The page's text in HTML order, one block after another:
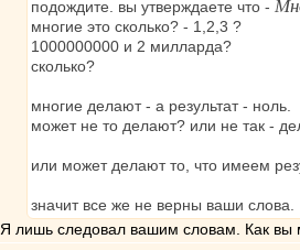
подождите. вы утверждаете что -
многие это сколько? - 1,2,3 ?
1000000000 и 2 милларда?
сколько?
многие делают - а результат - ноль.
может не то делают? или не так -
или может делают то, что имеем
значит все же не верны ваши слова.
Я лишь следовал вашим словам. Как вы